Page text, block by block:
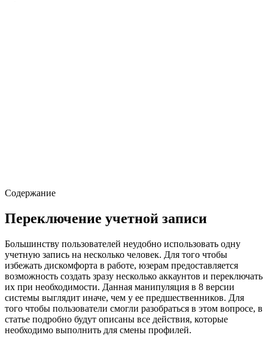
Содержание
Переключение учетной записи
Большинству пользователей неудобно использовать одну
учетную запись на несколько человек. Для того чтобы
избежать дискомфорта в работе, юзерам предоставляется
возможность создать зразу несколько аккаунтов и переключать
их при необходимости. Данная манипуляция в 8 версии
системы выглядит иначе, чем у ее предшественников. Для
того чтобы пользователи смогли разобраться в этом вопросе, в
статье подробно будут описаны все действия, которые
необходимо выполнить для смены профилей.